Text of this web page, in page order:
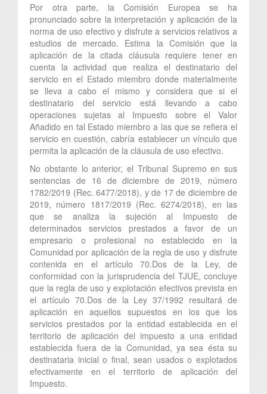
Por otra parte, la Comisión Europea se ha
pronunciado sobre la interpretación y aplicación de la
norma de uso efectivo y disfrute a servicios relativos a
estudios de mercado. Estima la Comisión que la
aplicación de la citada cláusula requiere tener en
cuenta la actividad que realiza el destinatario del
servicio en el Estado miembro donde materialmente
se lleva a cabo el mismo y considera que si el
destinatario del servicio está llevando a cabo
operaciones sujetas al Impuesto sobre el Valor
Añadido en tal Estado miembro a las que se refiera el
servicio en cuestión, cabría establecer un vínculo que
permita la aplicación de la cláusula de uso efectivo.
No obstante lo anterior, el Tribunal Supremo en sus
sentencias de 16 de diciembre de 2019, número
1782/2019 (Rec. 6477/2018), y de 17 de diciembre de
2019, número 1817/2019 (Rec. 6274/2018), en las
que se analiza la sujeción al Impuesto de
determinados servicios prestados a favor de un
empresario o profesional no establecido en la
Comunidad por aplicación de la regla de uso y disfrute
contenida en el artículo 70.Dos de la Ley, de
conformidad con la jurisprudencia del TJUE, concluye
que la regla de uso y explotación efectivos prevista en
el artículo 70.Dos de la Ley 37/1992 resultará de
aplicación en aquellos supuestos en los que los
servicios prestados por la entidad establecida en el
territorio de aplicación del impuesto a una entidad
establecida fuera de la Comunidad, ya sea ésta su
destinataria inicial o final, sean usados o explotados
efectivamente en el territorio de aplicación del
Impuesto.